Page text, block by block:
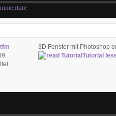
3D Fenster mit Photoshop
Tutorial